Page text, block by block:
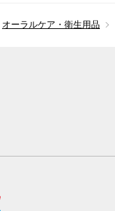
オーラルケア・衛生用品